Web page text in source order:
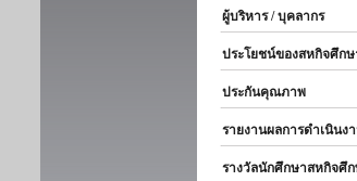
ผู้บริหาร / บุคลากร
ประโยชน์ของสหกิจศึกษ
ประกันคุณภาพ
รายงานผลการดำเนินง
รางวัลนักศึกษาสหกิจศึก